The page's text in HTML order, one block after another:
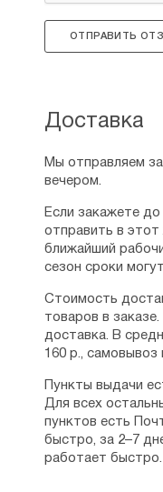
ОТПРАВИТЬ
Доставка
Мы отправляем
вечером.
Если закажете
отправить в
ближайший
сезон сроки
Стоимость
товаров в
доставка. В
160 р.,
Пункты выдачи
Для всех
пунктов есть
быстро, за 2–7
работает быстро.